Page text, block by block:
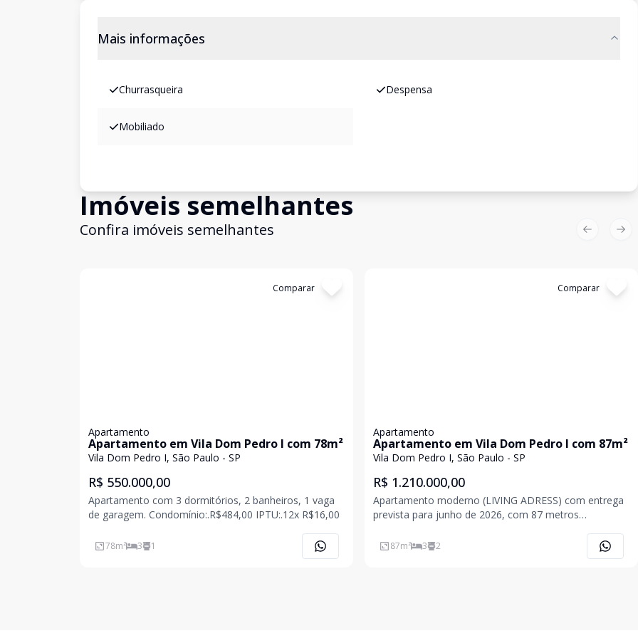
Mais informações
Churrasqueira Despensa
Mobiliado
Imóveis semelhantes
Confira imóveis semelhantes
Comparar
Apartamento
Apartamento em Vila Dom Pedro I com 78m²
Vila Dom Pedro I, São Paulo - SP
R$ 550.000,00
Apartamento com 3 dormitórios, 2 banheiros, 1 vaga
de garagem. Condomínio:.R$484,00 IPTU:.12x R$16,00
78m² 3 1
Comparar
Apartamento
Apartamento em Vila Dom Pedro I com 87m²
Vila Dom Pedro I, São Paulo - SP
R$ 1.210.000,00
Apartamento moderno (LIVING ADRESS) com entrega
prevista para junho de 2026, com 87 metros
dormitórios,
87m² 3 2
Previous